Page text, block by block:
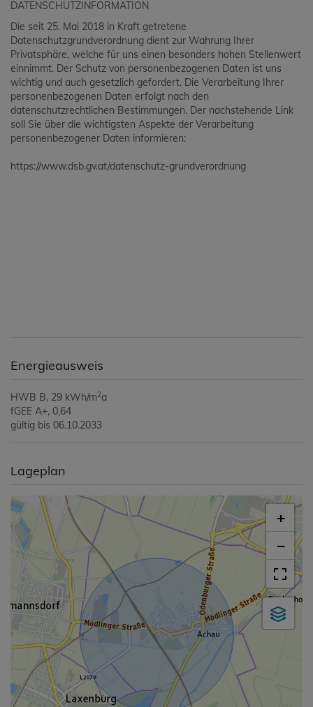
DATENSCHUTZINFORMATION
Die seit 25. Mai 2018 in Kraft getretene
Datenschutzgrundverordnung dient zur Wahrung Ihrer
Privatsphäre, welche für uns einen besonders hohen Stellenwert
einnimmt. Der Schutz von personenbezogenen Daten ist uns
wichtig und auch gesetzlich gefordert. Die Verarbeitung Ihrer
personenbezogenen Daten erfolgt nach den
datenschutzrechtlichen Bestimmungen. Der nachstehende Link
soll Sie über die wichtigsten Aspekte der Verarbeitung
personenbezogener Daten informieren:
https://www.dsb.gv.at/datenschutz-grundverordnung
Energieausweis
HWB B, 29 kWh/m2a
fGEE A+, 0,64
gültig bis 06.10.2033
Lageplan
+
−